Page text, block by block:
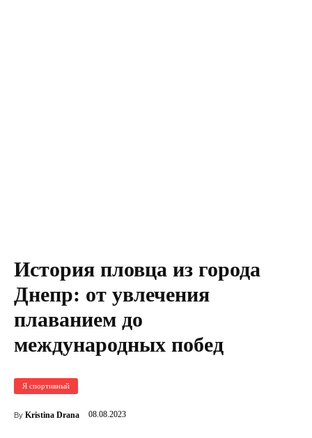
История пловца из города
Днепр: от увлечения
плаванием до
международных побед
Я спортивный
By Kristina Drana 08.08.2023